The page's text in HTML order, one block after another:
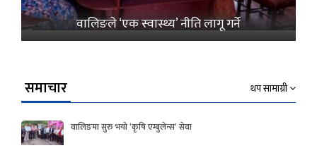
वालिङले ‘एक स्वास्थ्य’ नीति लागू गर्ने
समाचार थप सामाग्री
वालिङमा सुरु भयो ‘कृषि एम्बुलेन्स’ सेवा